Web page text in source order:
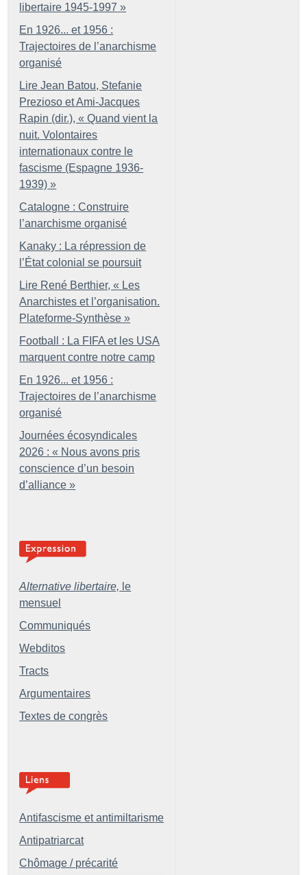
libertaire 1945-1997 »
En 1926... et 1956 :
Trajectoires de l’anarchisme
organisé
Lire Jean Batou, Stefanie
Prezioso et Ami-Jacques
Rapin (dir.), « Quand vient la
nuit. Volontaires
internationaux contre le
fascisme (Espagne 1936-
1939) »
Catalogne : Construire
l’anarchisme organisé
Kanaky : La répression de
l’État colonial se poursuit
Lire René Berthier, « Les
Anarchistes et l’organisation.
Plateforme-Synthèse »
Football : La FIFA et les USA
marquent contre notre camp
En 1926... et 1956 :
Trajectoires de l’anarchisme
organisé
Journées écosyndicales
2026 : « Nous avons pris
conscience d’un besoin
d’alliance »
Alternative libertaire, le
mensuel
Communiqués
Webditos
Tracts
Argumentaires
Textes de congrès
Antifascisme et antimiltarisme
Antipatriarcat
Chômage / précarité